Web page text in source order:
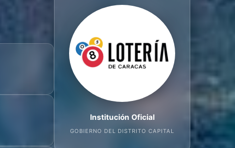
Institución Oficial
GOBIERNO DEL DISTRITO CAPITAL